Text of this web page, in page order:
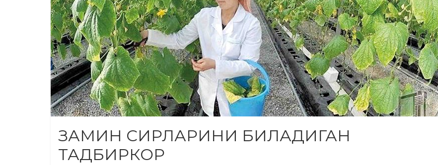
ЗАМИН СИРЛАРИНИ БИЛАДИГАН
ТАДБИРКОР